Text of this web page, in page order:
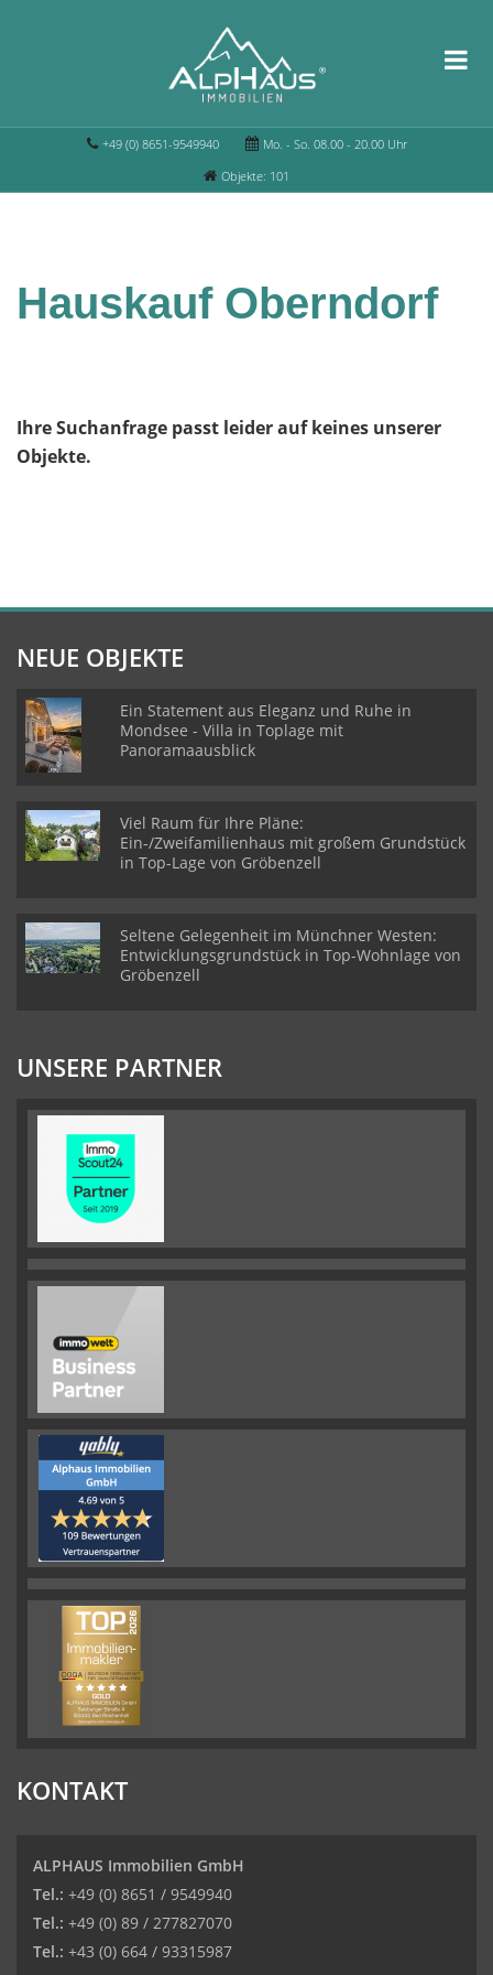
+49 (0) 8651-9549940
Mo. - So. 08.00 - 20.00 Uhr
Objekte: 101
Hauskauf Oberndorf
Ihre Suchanfrage passt leider auf keines unserer
Objekte.
NEUE OBJEKTE
Ein Statement aus Eleganz und Ruhe in
Mondsee - Villa in Toplage mit
Panoramaausblick
Viel Raum für Ihre Pläne:
Ein-/Zweifamilienhaus mit großem Grundstück
in Top-Lage von Gröbenzell
Seltene Gelegenheit im Münchner Westen:
Entwicklungsgrundstück in Top-Wohnlage von
Gröbenzell
UNSERE PARTNER
KONTAKT
ALPHAUS Immobilien GmbH
Tel.: +49 (0) 8651 / 9549940
Tel.: +49 (0) 89 / 277827070
Tel.: +43 (0) 664 / 93315987